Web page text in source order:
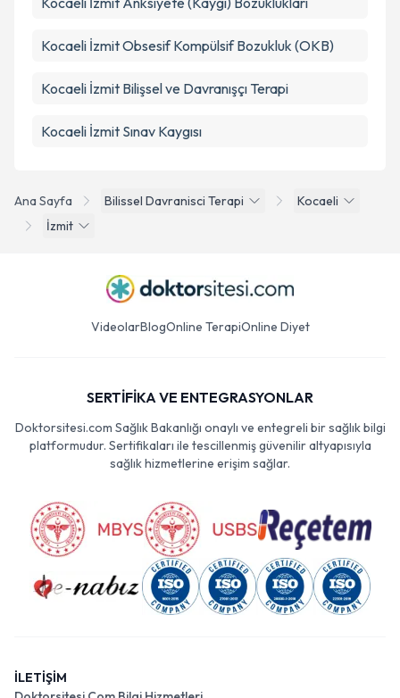
Ana Sayfa Bilissel Davranisci Terapi
Kocaeli
İzmit
Kocaeli İzmit Anksiyete (Kaygı) Bozuklukları
Kocaeli İzmit Obsesif Kompülsif Bozukluk (OKB)
Kocaeli İzmit Bilişsel ve Davranışçı Terapi
Kocaeli İzmit Sınav Kaygısı
Videolar Blog Online Terapi Online Diyet
SERTİFİKA VE ENTEGRASYONLAR
Doktorsitesi.com Sağlık Bakanlığı onaylı ve entegreli bir sağlık bilgi
platformudur. Sertifikaları ile tescillenmiş güvenilir altyapısıyla
sağlık hizmetlerine erişim sağlar.
İLETİŞİM